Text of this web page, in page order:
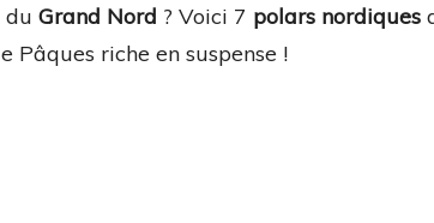
du Grand Nord ? Voici 7 polars nordiques
Pâques riche en suspense !